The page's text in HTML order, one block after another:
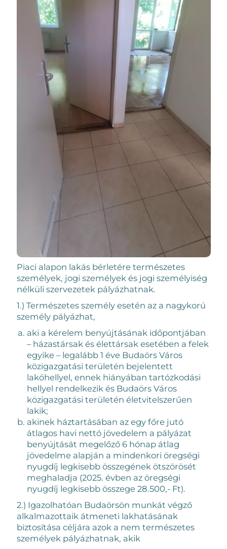
Piaci alapon lakás bérletére természetes
személyek, jogi személyek és jogi személyiség
nélküli szervezetek pályázhatnak.
1.) Természetes személy esetén az a nagykorú
személy pályázhat,
aki a kérelem benyújtásának időpontjában
– házastársak és élettársak esetében a felek
egyike – legalább 1 éve Budaörs Város
közigazgatási területén bejelentett
lakóhellyel, ennek hiányában tartózkodási
hellyel rendelkezik és Budaörs Város
közigazgatási területén életvitelszerűen
lakik;
akinek háztartásában az egy főre jutó
átlagos havi nettó jövedelem a pályázat
benyújtását megelőző 6 hónap átlag
jövedelme alapján a mindenkori öregségi
nyugdíj legkisebb összegének ötszörösét
meghaladja (2025. évben az öregségi
nyugdíj legkisebb összege 28.500,- Ft).
2.) Igazolhatóan Budaörsön munkát végző
alkalmazottaik átmeneti lakhatásának
biztosítása céljára azok a nem természetes
személyek pályázhatnak, akik